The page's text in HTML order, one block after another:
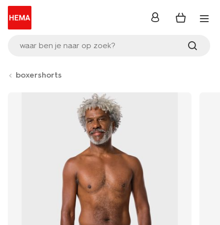
waar ben je naar op zoek?
inloggen
boxershorts